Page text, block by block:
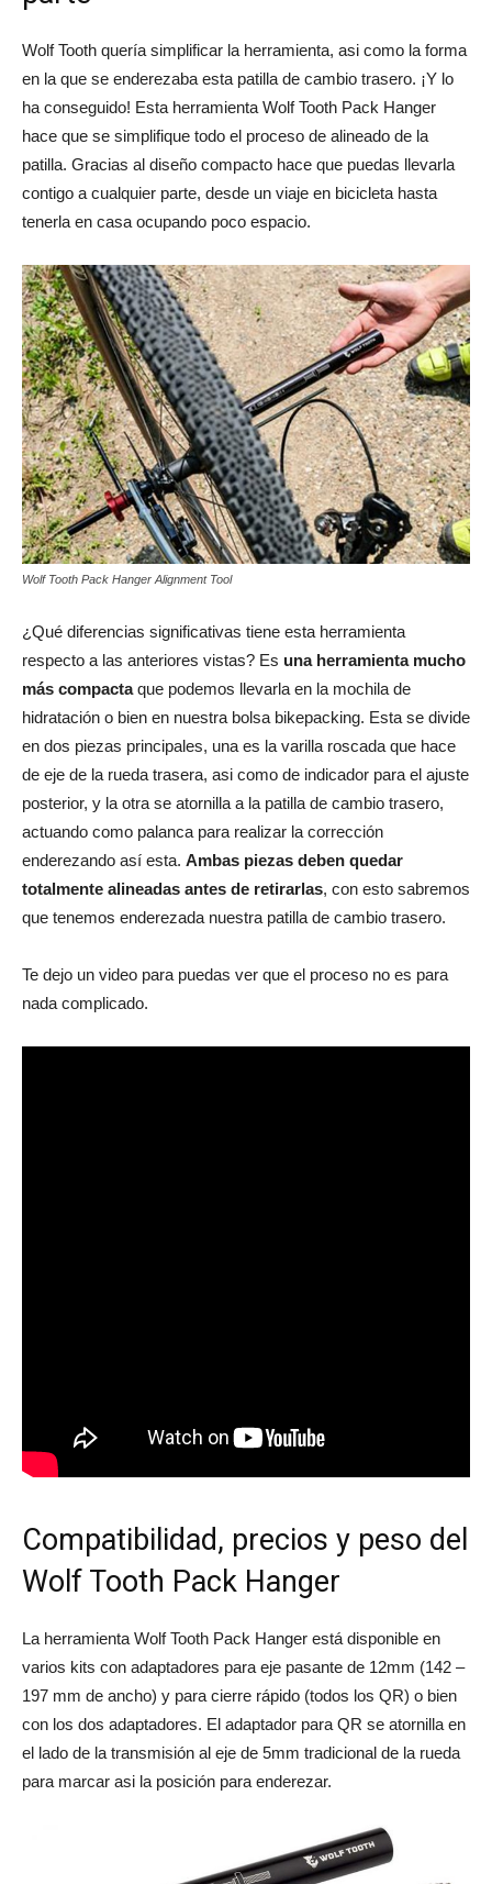
Wolf Tooth quería simplificar la herramienta, asi como la forma
en la que se enderezaba esta patilla de cambio trasero. ¡Y lo
ha conseguido! Esta herramienta Wolf Tooth Pack Hanger
hace que se simplifique todo el proceso de alineado de la
patilla. Gracias al diseño compacto hace que puedas llevarla
contigo a cualquier parte, desde un viaje en bicicleta hasta
tenerla en casa ocupando poco espacio.
Wolf Tooth Pack Hanger Alignment Tool
¿Qué diferencias significativas tiene esta herramienta
respecto a las anteriores vistas? Es una herramienta mucho
más compactaque podemos llevarla en la mochila de
hidratación o bien en nuestra bolsa bikepacking. Esta se divide
en dos piezas principales, una es la varilla roscada que hace
de eje de la rueda trasera, asi como de indicador para el ajuste
posterior, y la otra se atornilla a la patilla de cambio trasero,
actuando como palanca para realizar la corrección
enderezando así esta. Ambas piezas deben quedar
totalmente alineadas antes de retirarlas, con esto sabremos
que tenemos enderezada nuestra patilla de cambio trasero.
Te dejo un video para puedas ver que el proceso no es para
nada complicado.
Compatibilidad, precios y peso del
Wolf Tooth Pack Hanger
La herramienta Wolf Tooth Pack Hanger está disponible en
varios kits con adaptadores para eje pasante de 12mm (142 –
197 mm de ancho) y para cierre rápido (todos los QR) o bien
con los dos adaptadores. El adaptador para QR se atornilla en
el lado de la transmisión al eje de 5mm tradicional de la rueda
para marcar asi la posición para enderezar.